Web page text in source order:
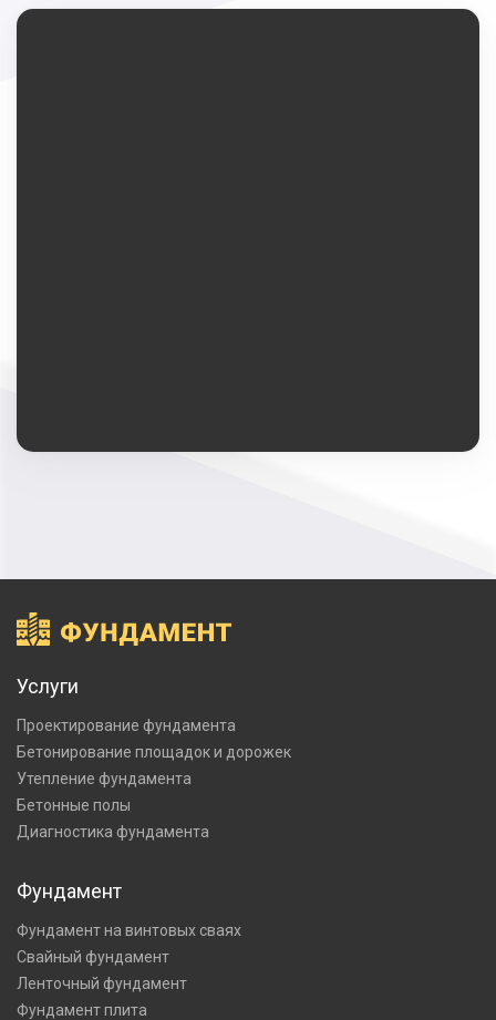
Услуги
Проектирование фундамента
Бетонирование площадок и дорожек
Утепление фундамента
Бетонные полы
Диагностика фундамента
Фундамент
Фундамент на винтовых сваях
Свайный фундамент
Ленточный фундамент
Фундамент плита